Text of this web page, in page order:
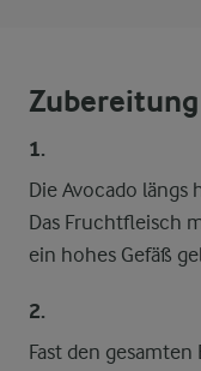
Zubereitung
1.
Die Avocado
Das Fruchtfleisch
ein hohes Gefäß
2.
Fast den